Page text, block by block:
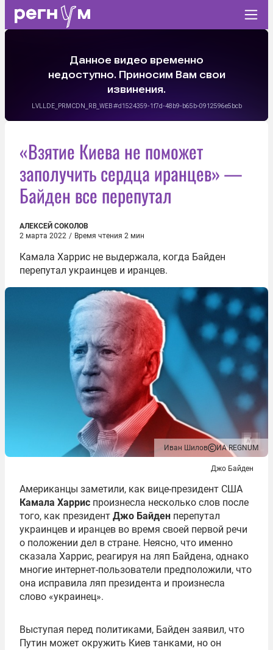
«Взятие Киева не поможет
заполучить сердца иранцев» —
Байден все перепутал
АЛЕКСЕЙ СОКОЛОВ
2 марта 2022 / Время чтения 2 мин
Камала Харрис не выдержала, когда Байден
перепутал украинцев и иранцев.
Иван Шилов ИА REGNUM
Джо Байден
Американцы заметили, как вице-президент США
Камала Харрис произнесла несколько слов после
того, как президент Джо Байден перепутал
украинцев и иранцев во время своей первой речи
о положении дел в стране. Неясно, что именно
сказала Харрис, реагируя на ляп Байдена, однако
многие интернет-пользователи предположили, что
она исправила ляп президента и произнесла
слово «украинец».
Выступая перед политиками, Байден заявил, что
Путин может окружить Киев танками, но он